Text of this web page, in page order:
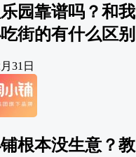
园靠谱吗？和我
街的有什么区别
31日
根本没生意？教